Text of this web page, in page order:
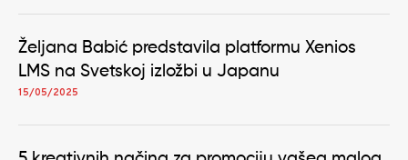
Željana Babić predstavila platformu Xenios
LMS na Svetskoj izložbi u Japanu
15/05/2025